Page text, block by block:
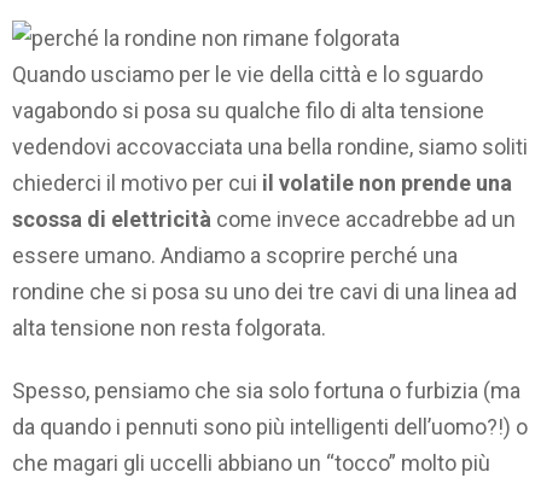
Quando usciamo per le vie della città e lo sguardo
vagabondo si posa su qualche filo di alta tensione
vedendovi accovacciata una bella rondine, siamo soliti
chiederci il motivo per cui il volatile non prende una
scossa di elettricità come invece accadrebbe ad un
essere umano. Andiamo a scoprire perché una
rondine che si posa su uno dei tre cavi di una linea ad
alta tensione non resta folgorata.
Spesso, pensiamo che sia solo fortuna o furbizia (ma
da quando i pennuti sono più intelligenti dell’uomo?!) o
che magari gli uccelli abbiano un “tocco” molto più